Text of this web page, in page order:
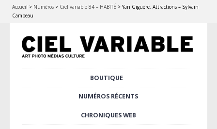
Accueil > Numéros > Ciel variable 84 – HABITÉ >Yan Giguère, Attractions – Sylvain
Campeau
BOUTIQUE
NUMÉROS RÉCENTS
CHRONIQUES WEB